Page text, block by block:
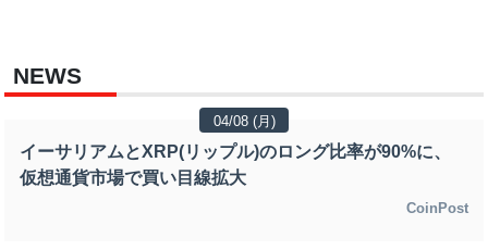
NEWS
04/08 (月)
イーサリアムとXRP(リップル)のロング比率が90%に、
仮想通貨市場で買い目線拡大
CoinPost